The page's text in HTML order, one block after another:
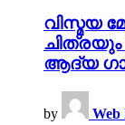
വിസ്മയ
ചിത്രയും
ആദ്യ
by Web